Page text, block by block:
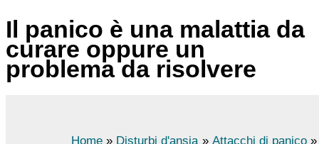
Il panico è una malattia da
curare oppure un
problema da risolvere
Home Disturbi d'ansia
Attacchi di panico